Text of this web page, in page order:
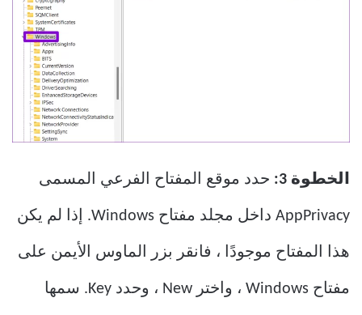
الخطوة 3: حدد موقع المفتاح الفرعي المسمى
AppPrivacy داخل مجلد مفتاح Windows. إذا لم يكن
هذا المفتاح موجودًا ، فانقر بزر الماوس الأيمن على
مفتاح Windows ، واختر New ، وحدد Key. سمها